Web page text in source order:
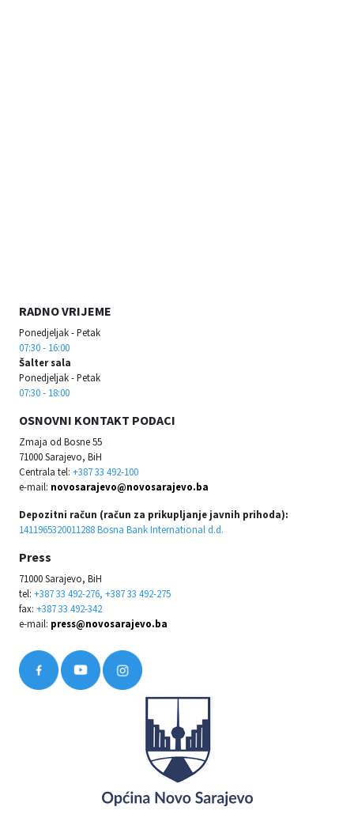
RADNO VRIJEME
Ponedjeljak - Petak
07:30 - 16:00
Šalter sala
Ponedjeljak - Petak
07:30 - 18:00
OSNOVNI KONTAKT PODACI
Zmaja od Bosne 55
71000 Sarajevo, BiH
Centrala tel: +387 33 492-100
e-mail: novosarajevo@novosarajevo.ba
Depozitni račun (račun za prikupljanje javnih prihoda):
1411965320011288 Bosna Bank International d.d.
Press
71000 Sarajevo, BiH
tel: +387 33 492-276, +387 33 492-275
fax: +387 33 492-342
e-mail: press@novosarajevo.ba